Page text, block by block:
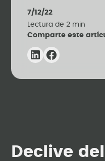
7/12/22
Lectura de2 min
Comparte este
Declive